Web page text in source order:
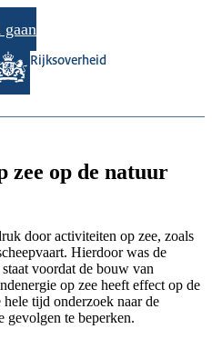
Rijksoverheid
zee op de natuur
door activiteiten op zee, zoals
Hierdoor was de
voordat de bouw van
op zee heeft effect op de
tijd onderzoek naar de
gevolgen te beperken.